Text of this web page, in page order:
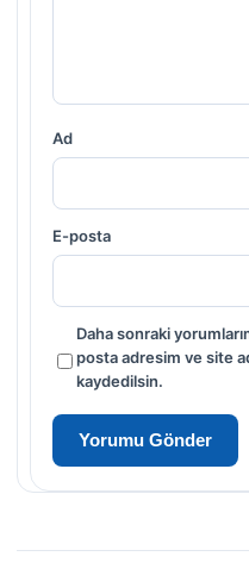
Ad
E-posta
Daha sonraki
posta adresim ve site
kaydedilsin.